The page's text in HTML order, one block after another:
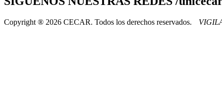
Copyright ® 2026 CECAR. Todos los derechos reservados.